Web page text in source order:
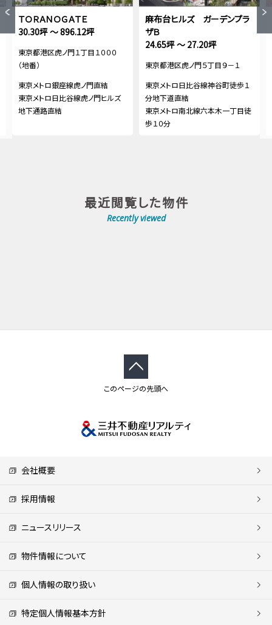
ＴＯＲＡＮＯＧＡＴＥ
30.30坪 ～ 896.12坪
東京都港区虎ノ門１丁目１０００
（地番）
東京メトロ銀座線虎ノ門直結
東京メトロ日比谷線虎ノ門ヒルズ
地下通路直結
麻布台ヒルズ ガーデンプラ
ザＢ
24.65坪 ～ 27.20坪
東京都港区虎ノ門５丁目９－１
東京メトロ日比谷線神谷町徒歩１
分地下道直結
東京メトロ南北線六本木一丁目徒
歩１０分
最近閲覧した物件
Recently viewed
このページの先頭へ
会社概要
採用情報
ニュースリリース
物件情報について
個人情報の取り扱い
特定個人情報基本方針